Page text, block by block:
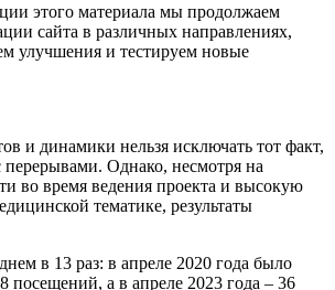
этого материала мы продолжаем
сайта в различных направлениях,
улучшения и тестируем новые
и динамики нельзя исключать тот факт,
перерывами. Однако, несмотря на
во время ведения проекта и высокую
тематике, результаты
в 13 раз: в апреле 2020 года было
посещений, а в апреле 2023 года – 36